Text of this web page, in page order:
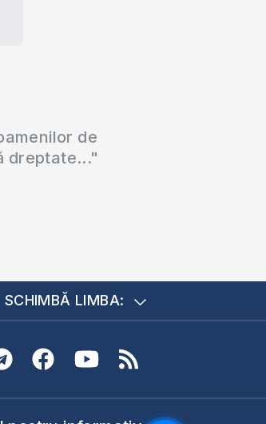
de
dreptate..."
SCHIMBĂ LIMBA: